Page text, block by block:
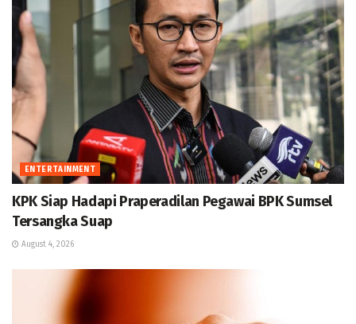
ENTERTAINMENT
KPK Siap Hadapi Praperadilan Pegawai BPK Sumsel
Tersangka Suap
August 4, 2026